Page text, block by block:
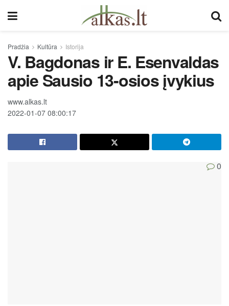
Pradžia Kultūra Istorija
V. Bagdonas ir E. Esenvaldas
apie Sausio 13-osios įvykius
www.alkas.lt
2022-01-07 08:00:17
0